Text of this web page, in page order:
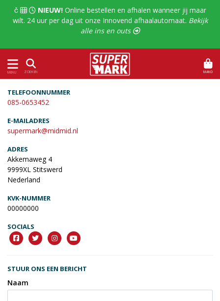
   NIEUW!Online bestellen en afhalen wanneer jij maar
wilt. 24 uur per dag uit onze Innovend afhaalautomaat. Bekijk
alle ins en outs 
MENU ZOEKEN MAND
TELEFOONNUMMER
085-0653452
E-MAILADRES
supermark@midmid.nl
ADRES
Akkemaweg 4
9999XL Stitswerd
Nederland
KVK-NUMMER
00000000
SOCIALS
STUUR ONS EEN BERICHT
Naam